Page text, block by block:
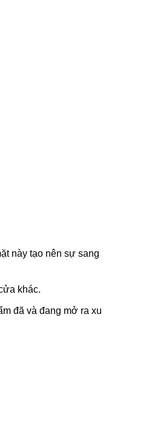
này tạo nên sự sang
khác.
đã và đang mở ra xu